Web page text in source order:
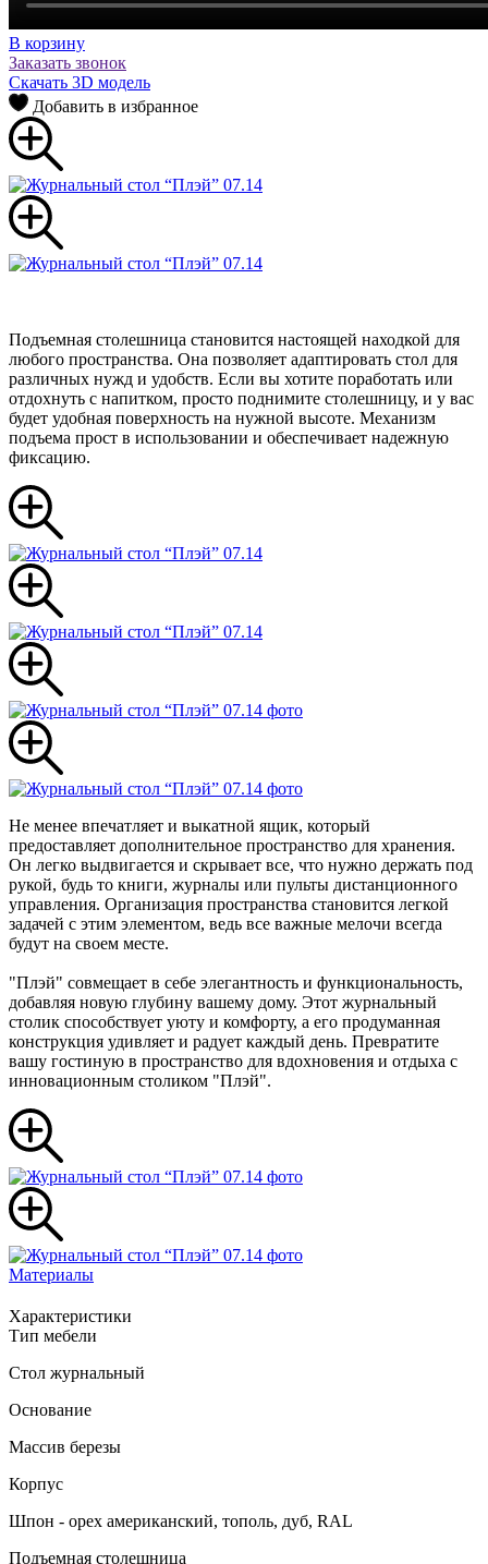
В корзину
Заказать звонок
Скачать 3D модель
Добавить в избранное
Подъемная столешница становится настоящей находкой для
любого пространства. Она позволяет адаптировать стол для
различных нужд и удобств. Если вы хотите поработать или
отдохнуть с напитком, просто поднимите столешницу, и у вас
будет удобная поверхность на нужной высоте. Механизм
подъема прост в использовании и обеспечивает надежную
фиксацию.
Не менее впечатляет и выкатной ящик, который
предоставляет дополнительное пространство для хранения.
Он легко выдвигается и скрывает все, что нужно держать под
рукой, будь то книги, журналы или пульты дистанционного
управления. Организация пространства становится легкой
задачей с этим элементом, ведь все важные мелочи всегда
будут на своем месте.
"Плэй" совмещает в себе элегантность и функциональность,
добавляя новую глубину вашему дому. Этот журнальный
столик способствует уюту и комфорту, а его продуманная
конструкция удивляет и радует каждый день. Превратите
вашу гостиную в пространство для вдохновения и отдыха с
инновационным столиком "Плэй".
Материалы
Характеристики
Тип мебели
Стол журнальный
Основание
Массив березы
Корпус
Шпон - орех американский, тополь, дуб, RAL
Подъемная столешница